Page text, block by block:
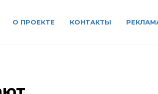
О ПРОЕКТЕ КОНТАКТЫ